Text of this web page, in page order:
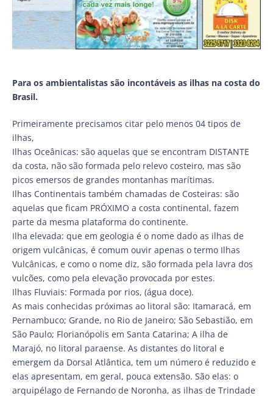
Para os ambientalistas são incontáveis as ilhas na costa do
Brasil.
Primeiramente precisamos citar pelo menos 04 tipos de
ilhas,
Ilhas Oceânicas: são aquelas que se encontram DISTANTE
da costa, não são formada pelo relevo costeiro, mas são
picos emersos de grandes montanhas marítimas.
Ilhas Continentais também chamadas de Costeiras: são
aquelas que ficam PRÓXIMO a costa continental, fazem
parte da mesma plataforma do continente.
Ilha elevada: que em geologia é o nome dado as ilhas de
origem vulcânicas, é comum ouvir apenas o termo Ilhas
Vulcânicas, e como o nome diz, são formada pela lavra dos
vulcões, como pela elevação provocada por estes.
Ilhas Fluviais: Formada por rios, (água doce).
As mais conhecidas próximas ao litoral são: Itamaracá, em
Pernambuco; Grande, no Rio de Janeiro; São Sebastião, em
São Paulo; Florianópolis em Santa Catarina; A ilha de
Marajó, no litoral paraense. As distantes do litoral e
emergem da Dorsal Atlântica, tem um número é reduzido e
elas apresentam, em geral, pouca extensão. São elas: o
arquipélago de Fernando de Noronha, as ilhas de Trindade